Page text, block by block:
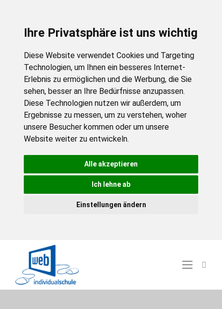
Ihre Privatsphäre ist uns wichtig
Diese Website verwendet Cookies und Targeting
Technologien, um Ihnen ein besseres Internet-
Erlebnis zu ermöglichen und die Werbung, die Sie
sehen, besser an Ihre Bedürfnisse anzupassen.
Diese Technologien nutzen wir außerdem, um
Ergebnisse zu messen, um zu verstehen, woher
unsere Besucher kommen oder um unsere
Website weiter zu entwickeln.
Alle akzeptieren
Ich lehne ab
Einstellungen ändern